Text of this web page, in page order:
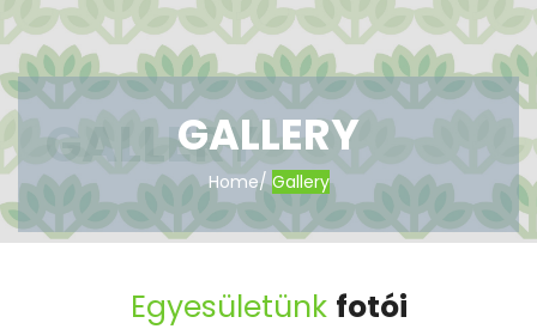
GALLERY
Home/Gallery
Egyesületünk fotói